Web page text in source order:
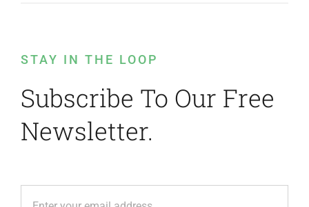
STAY IN THE LOOP
Subscribe To Our Free
Newsletter.